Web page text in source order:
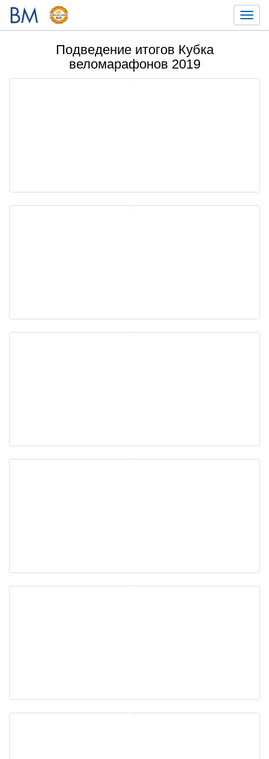
Подведение итогов Кубка
веломарафонов 2019